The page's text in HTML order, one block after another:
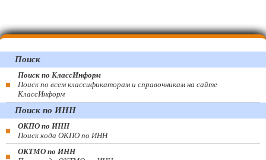
Поиск
Поиск по КлассИнформ
Поиск по всем классификаторам и справочникам на сайте
КлассИнформ
Поиск по ИНН
ОКПО по ИНН
Поиск кода ОКПО по ИНН
ОКТМО по ИНН